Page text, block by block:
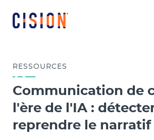
RESSOURCES
Communication de
l'ère de l'IA :
reprendre le narratif